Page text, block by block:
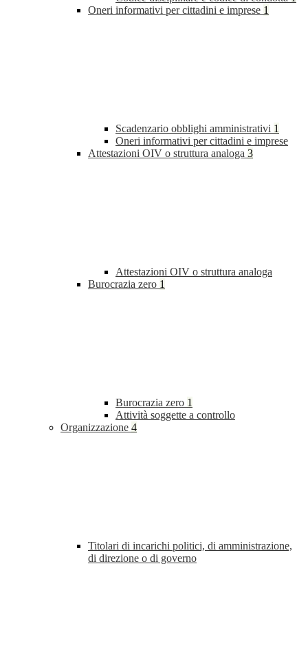
Oneri informativi per cittadini e imprese 1
Scadenzario obblighi amministrativi 1
Oneri informativi per cittadini e imprese
Attestazioni OIV o struttura analoga 3
Attestazioni OIV o struttura analoga
Burocrazia zero 1
Burocrazia zero 1
Attività soggette a controllo
Organizzazione 4
Titolari di incarichi politici, di amministrazione,
di direzione o di governo